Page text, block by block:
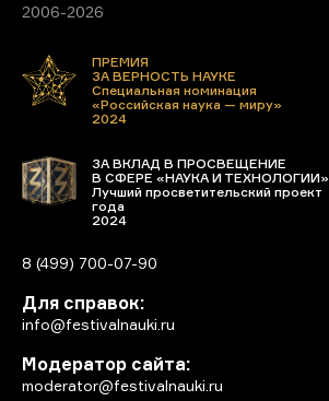
2006-2026
ПРЕМИЯ
ЗА ВЕРНОСТЬ НАУКЕ
Специальная номинация
«Российская наука — миру»
2024
ЗА ВКЛАД В ПРОСВЕЩЕНИЕ
В СФЕРЕ «НАУКА И ТЕХНОЛОГИИ»
Лучший просветительский проект
года
2024
8 (499) 700-07-90
Для справок:
info@festivalnauki.ru
Модератор сайта:
moderator@festivalnauki.ru